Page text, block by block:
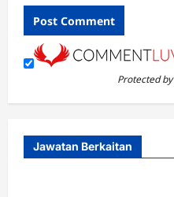
Protected by
Jawatan Berkaitan